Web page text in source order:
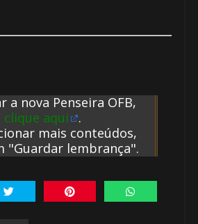
a nova Penseira OFB,
clique aqui
.
mais conteúdos,
"Guardar lembrança".